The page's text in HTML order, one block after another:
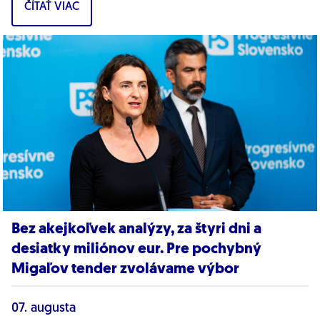
dôkazy,...
ČÍTAŤ VIAC
Bez akejkoľvek analýzy, za štyri dni a
desiatky miliónov eur. Pre pochybný
Migaľov tender zvolávame výbor
07. augusta